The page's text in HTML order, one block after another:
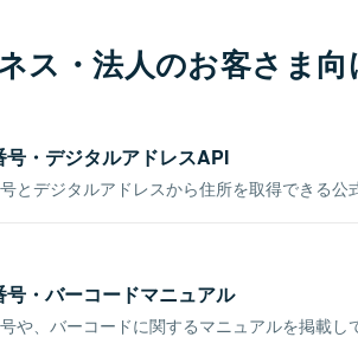
ス・法人のお客さま向
号・デジタルアドレスAPI
とデジタルアドレスから住所を取得できる公
号・バーコードマニュアル
や、バーコードに関するマニュアルを掲載し